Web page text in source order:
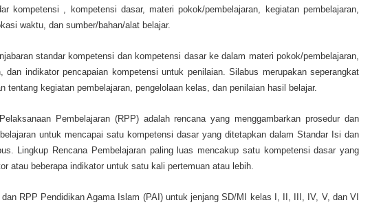
kompetensi , kompetensi dasar, materi pokok/pembelajaran, kegiatan pembelajaran,
waktu, dan sumber/bahan/alat belajar.
standar kompetensi dan kompetensi dasar ke dalam materi pokok/pembelajaran,
dan indikator pencapaian kompetensi untuk penilaian. Silabus merupakan seperangkat
tentang kegiatan pembelajaran, pengelolaan kelas, dan penilaian hasil belajar.
Pembelajaran (RPP) adalah rencana yang menggambarkan prosedur dan
untuk mencapai satu kompetensi dasar yang ditetapkan dalam Standar Isi dan
Lingkup Rencana Pembelajaran paling luas mencakup satu kompetensi dasar yang
atau beberapa indikator untuk satu kali pertemuan atau lebih.
RPP Pendidikan Agama Islam (PAI) untuk jenjang SD/MI kelas I, II, III, IV, V, dan VI